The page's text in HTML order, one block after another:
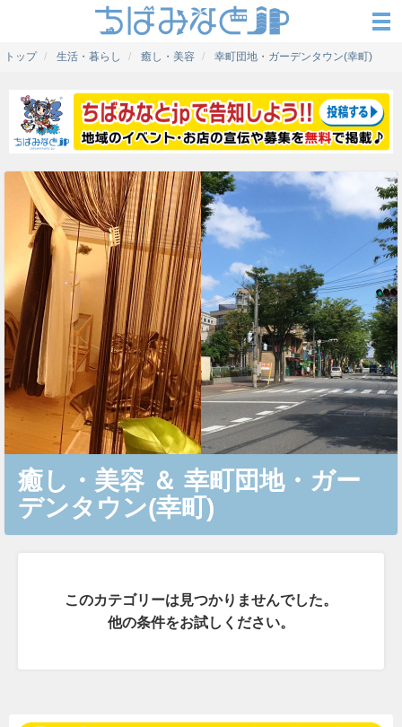
トップ 生活・暮らし 癒し・美容 幸町団地・ガーデンタウン(幸町)
癒し・美容 ＆ 幸町団地・ガー
デンタウン(幸町)
このカテゴリーは見つかりませんでした。
他の条件をお試しください。